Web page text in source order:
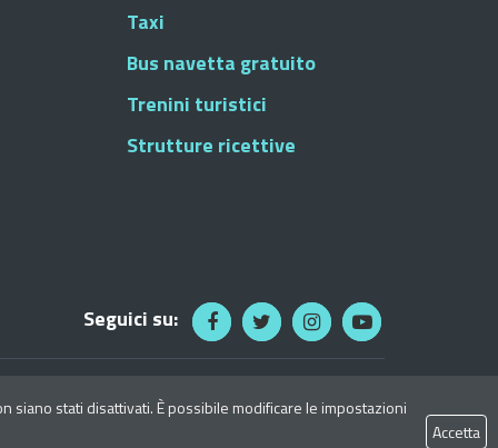
Taxi
Bus navetta gratuito
Trenini turistici
Strutture ricettive
Seguici su:
di Ascoli Piceno - Tutti i diritti riservati
siano stati disattivati. È possibile modificare le impostazioni
Accetta